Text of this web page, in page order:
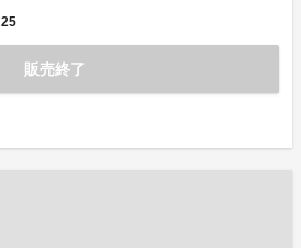
25
販売終了